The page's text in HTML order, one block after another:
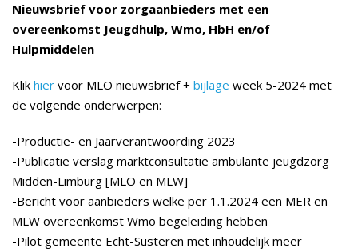
Nieuwsbrief voor zorgaanbieders met een
overeenkomst Jeugdhulp, Wmo, HbH en/of
Hulpmiddelen
Klik hier voor MLO nieuwsbrief + bijlage week 5-2024 met
de volgende onderwerpen:
-Productie- en Jaarverantwoording 2023
-Publicatie verslag marktconsultatie ambulante jeugdzorg
Midden-Limburg [MLO en MLW]
-Bericht voor aanbieders welke per 1.1.2024 een MER en
MLW overeenkomst Wmo begeleiding hebben
-Pilot gemeente Echt-Susteren met inhoudelijk meer